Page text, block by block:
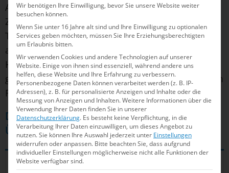
Ausland zu fahren und sich durch einen dummen
Zufall dort anzustecken. Ich nutze mit meiner
TrainerinHeike Gabriellieber erst einmal hier
alle Möglichkeiten.“ Und motiviert ist sie in
Hinblick auf die erste Olympiateilnahme ohnehin
genug, seit sie im Februar die Normzeit über 100m
Rücken unterbot.
Die Normknacker im Schwimmen als
Übersicht (Stand September 2020):
Normknacker
Wir benötigen Ihre Einwilligung, bevor Sie unsere Website weiter
besuchen können.
Wenn Sie unter 16 Jahre alt sind und Ihre Einwilligung zu optionalen
Services geben möchten, müssen Sie Ihre Erziehungsberechtigten
um Erlaubnis bitten.
Wir verwenden Cookies und andere Technologien auf unserer
Website. Einige von ihnen sind essenziell, während andere uns
helfen, diese Website und Ihre Erfahrung zu verbessern.
Personenbezogene Daten können verarbeitet werden (z. B. IP-
Adressen), z. B. für personalisierte Anzeigen und Inhalte oder die
Messung von Anzeigen und Inhalten.Weitere Informationen über die
Verwendung Ihrer Daten finden Sie in unserer
Datenschutzerklärung. Es besteht keine Verpflichtung, in die
Verarbeitung Ihrer Daten einzuwilligen, um dieses Angebot zu
nutzen.Sie können Ihre Auswahl jederzeit unter Einstellungen
widerrufen oder anpassen. Bitte beachten Sie, dass aufgrund
individueller Einstellungen möglicherweise nicht alle Funktionen der
Website verfügbar sind.